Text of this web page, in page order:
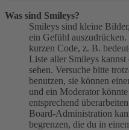
Was sind Smileys?
Smileys sind kleine
ein Gefühl
kurzen Code, z. B.
Liste aller Smileys kannst
sehen. Versuche bitte
benutzen, sie können
und ein Moderator
entsprechend
Board-Administration
begrenzen, die du in